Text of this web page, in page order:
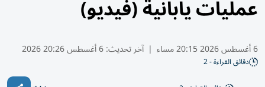
عمليات يابانية (فيديو)
6 أغسطس 2026 20:15 مساء | آخر تحديث:6 أغسطس 20:26 2026
دقائق القراءة - 2